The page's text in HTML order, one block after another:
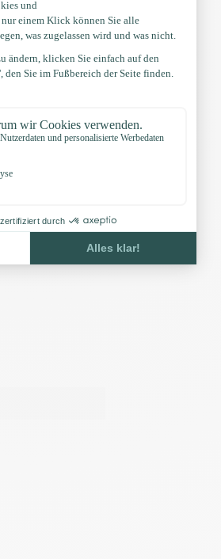
und daher
Es kennt
Gürtel
unten an: